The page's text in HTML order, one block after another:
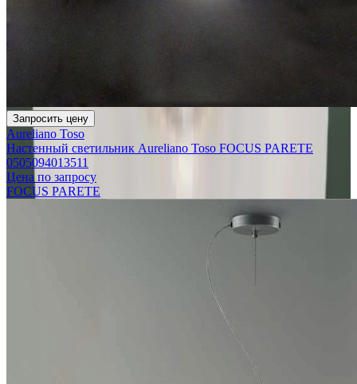
Запросить цену
Aureliano Toso
Настенный светильник Aureliano Toso FOCUS PARETE
0505094013511
Цена по запросу
FOCUS PARETE